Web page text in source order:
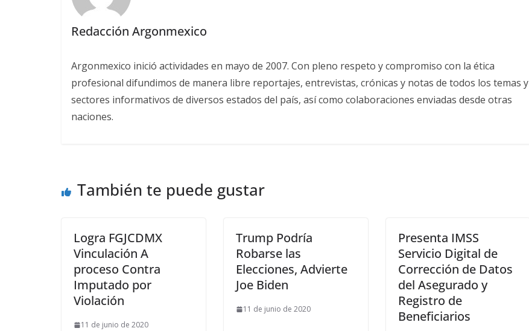
Redacción Argonmexico
Argonmexico inició actividades en mayo de 2007. Con pleno respeto y compromiso con la ética
profesional difundimos de manera libre reportajes, entrevistas, crónicas y notas de todos los temas y
sectores informativos de diversos estados del país, así como colaboraciones enviadas desde otras
naciones.
También te puede gustar
Logra FGJCDMX
Vinculación A
proceso Contra
Imputado por
Violación
11 de junio de 2020
Trump Podría
Robarse las
Elecciones, Advierte
Joe Biden
11 de junio de 2020
Presenta IMSS
Servicio Digital de
Corrección de Datos
del Asegurado y
Registro de
Beneficiarios